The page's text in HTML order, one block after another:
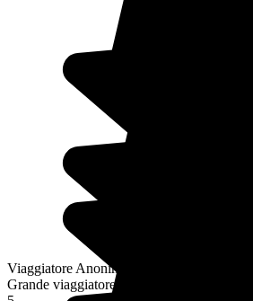
Viaggiatore Anonimo
Grande viaggiatore